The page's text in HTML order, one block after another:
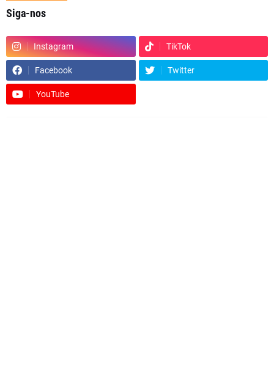
Siga-nos
Instagram TikTok
Facebook Twitter
YouTube